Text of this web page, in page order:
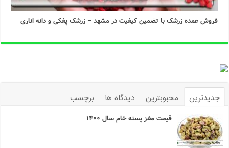
فروش عمده زرشک با تضمین کیفیت در مشهد – زرشک پفکی و دانه اناری
جدیدترین محبوبترین دیدگاه ها برچسب
قیمت مغز پسته خام سال ۱۴۰۰